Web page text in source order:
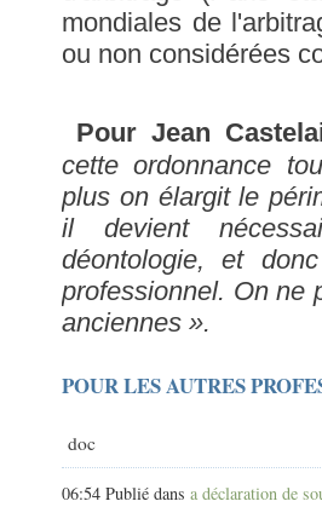
mondiales de
ou non considérées
Pour Jean
cette ordonnance
plus on élargit le
il devient
déontologie, et
professionnel. On ne
anciennes ».
POUR LES AUTRES
doc
06:54 Publié dans a déclaration de